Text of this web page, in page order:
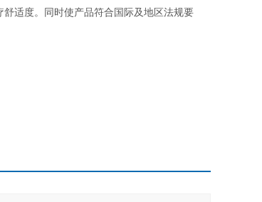
适度。同时使产品符合国际及地区法规要